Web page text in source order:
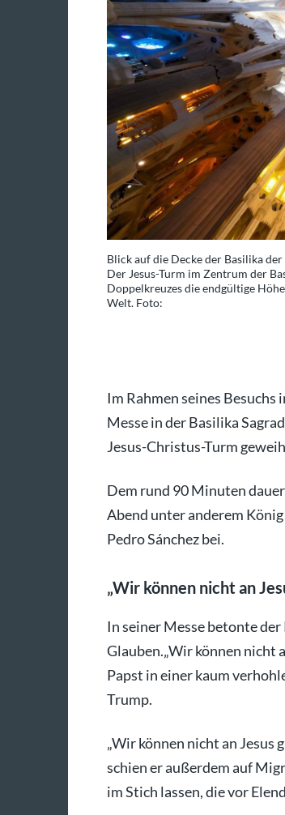
Blick auf die Decke der Basilika
Der Jesus-Turm im Zentrum der
Doppelkreuzes die endgültige
Welt. Foto:
Im Rahmen seines
Messe in der Basilika
Jesus-Christus-Turm
Dem rund 90 Minuten
Abend unter anderem
Pedro Sánchez bei.
„Wir können nicht an
In seiner Messe betonte
Glauben.„Wir können nicht
Papst in einer kaum
Trump.
„Wir können nicht an Jesus
schien er außerdem auf
im Stich lassen, die vor